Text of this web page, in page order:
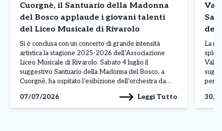
Cuorgnè, il Santuario della Madonna
del Bosco applaude i giovani talenti
del Liceo Musicale di Rivarolo
Si è conclusa con un concerto di grande intensità
artistica la stagione 2025-2026 dell’Associazione
Liceo Musicale di Rivarolo. Sabato 4 luglio il
suggestivo Santuario della Madonna del Bosco, a
Cuorgnè, ha ospitato l’esibizione dell’orchestra da
progetto condiviso con l’Istituto Musicale L. Lessona
APS di Volpiano. La scelta […]
07/07/2026 Leggi Tutto
La
per il
della
30/